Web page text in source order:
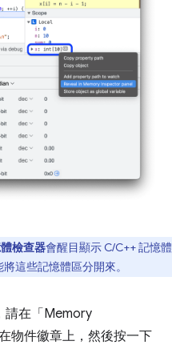
檢查器會醒目顯示 C/C++ 記憶體
這些記憶體區分開來。
請在「Memory
物件徽章上，然後按一下